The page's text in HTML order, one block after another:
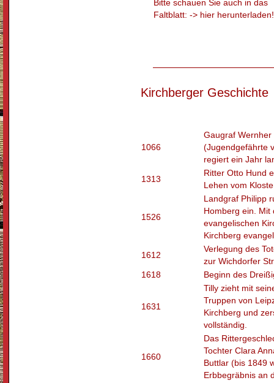
Bitte schauen Sie auch in das
Faltblatt: -> hier herunterladen!
Kirchberger Geschichte
1066
Gaugraf
(Jugendgefährte
regiert ein Jahr
1313
Ritter Otto Hund
Lehen vom
1526
Landgraf Philipp
Homberg ein. Mit
evangelischen
Kirchberg
1612
Verlegung des
zur Wichdorfer
1618
Beginn des
1631
Tilly zieht mit
Truppen von
Kirchberg und
vollständig.
1660
Das
Tochter Clara
Buttlar (bis 1849
Erbbegräbnis an